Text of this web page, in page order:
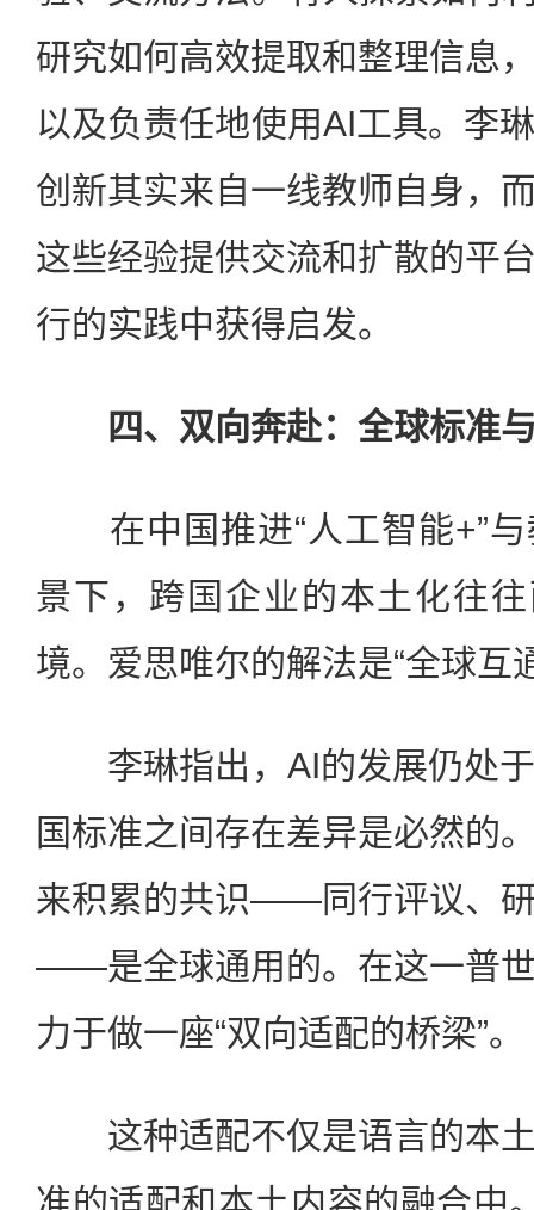
研究如何高效提取和整理信息
以及负责任地使用AI工具。李
创新其实来自一线教师自身，
这些经验提供交流和扩散的平
行的实践中获得启发。
四、双向奔赴：全球标准
在中国推进“人工智能+”与
景下，跨国企业的本土化往
境。爱思唯尔的解法是“全球互
李琳指出，AI的发展仍处于
国标准之间存在差异是必然的
来积累的共识——同行评议、
——是全球通用的。在这一普
力于做一座“双向适配的桥梁”。
这种适配不仅是语言的本土